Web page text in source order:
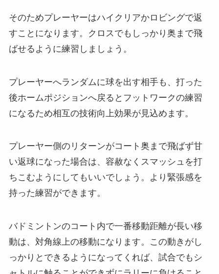
そのためプレーヤーはハイクリアかロビングで返
すことになります。クロスでもしっかり奥まで飛
ばせるように練習しましょう。
プレーヤーへランダムに球を出す相手も、打った
後ホームポジションへ戻るとフットワークの練習
になるため相互の技術向上効果が見込めます。
プレーヤー側のリターンがコート奥まで飛ばず甘
い返球になった場合は、容赦なくスマッシュを打
ちこむようにしてもいいでしょう。より緊張感を
持った練習ができます。
バドミントンのコート内で一番移動距離が長い移
動は、対角線上の移動になります。この動きがし
っかりとできるようになってくれば、試合でもシ